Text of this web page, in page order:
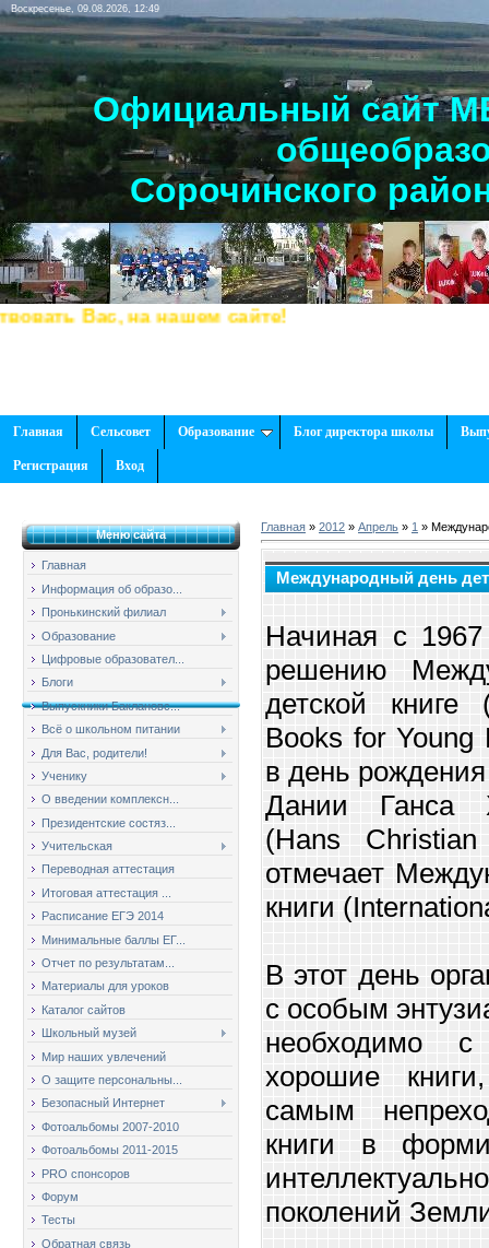
Воскресенье, 09.08.2026, 12:49
Официальный сайт
Сорочинского
Вас, на нашем сайте!
Главная Сельсовет Образование Блог директора школы
Регистрация Вход
Меню сайта
Главная
Информация об образо...
Пронькинский филиал
Образование
Цифровые образовател...
Блоги
Выпускники Баклановс...
Всё о школьном питании
Для Вас, родители!
Ученику
О введении комплексн...
Президентские состяз...
Учительская
Переводная аттестация
Итоговая аттестация ...
Расписание ЕГЭ 2014
Минимальные баллы ЕГ...
Отчет по результатам...
Материалы для уроков
Каталог сайтов
Школьный музей
Мир наших увлечений
О защите персональны...
Безопасный Интернет
Фотоальбомы 2007-2010
Фотоальбомы 2011-2015
PRO спонсоров
Форум
Тесты
Обратная связь
Главная » 2012 » Апрель » 1 »
Международный день
Начиная с
решению
детской книге
Books for Young
в день рождения
Дании Ганса
(Hans
отмечает
книги
В этот день
с особым
необходимо
хорошие
самым
книги в
поколений